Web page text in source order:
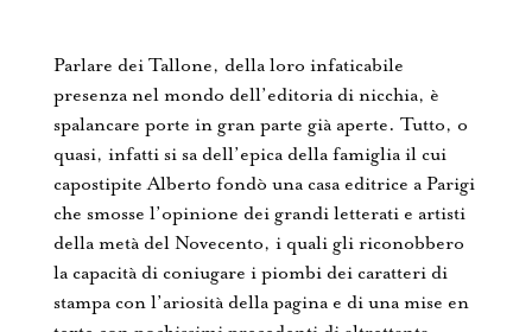
Parlare dei Tallone, della loro infaticabile
presenza nel mondo dell’editoria di nicchia, è
spalancare porte in gran parte già aperte. Tutto, o
quasi, infatti si sa dell’epica della famiglia il cui
capostipite Alberto fondò una casa editrice a Parigi
che smosse l’opinione dei grandi letterati e artisti
della metà del Novecento, i quali gli riconobbero
la capacità di coniugare i piombi dei caratteri di
stampa con l’ariosità della pagina e di una mise en